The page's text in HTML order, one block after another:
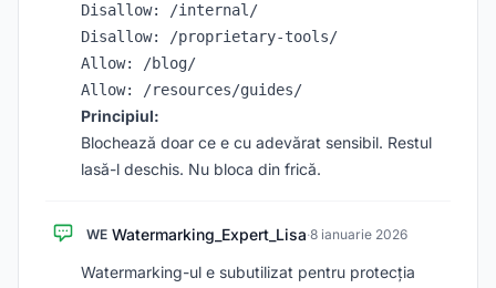
Disallow: /internal/
Disallow: /proprietary-tools/
Allow: /blog/
Principiul:
Blochează doar ce e cu adevărat sensibil. Restul
lasă-l deschis. Nu bloca din frică.
WE Watermarking_Expert_Lisa·8 ianuarie 2026
Watermarking-ul e subutilizat pentru protecția